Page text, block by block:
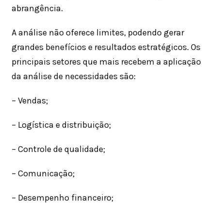
abrangência.
A análise não oferece limites, podendo gerar
grandes benefícios e resultados estratégicos. Os
principais setores que mais recebem a aplicação
da análise de necessidades são:
– Vendas;
– Logística e distribuição;
– Controle de qualidade;
– Comunicação;
– Desempenho financeiro;